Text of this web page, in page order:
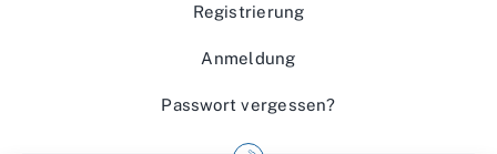
Registrierung
Anmeldung
Passwort vergessen?